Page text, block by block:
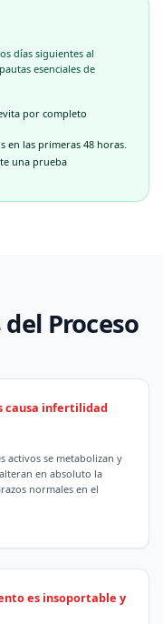
días siguientes al
esenciales de
por completo
en las primeras 48 horas.
una prueba
Proceso
causa infertilidad
activos se metabolizan y
en absoluto la
normales en el
es insoportable y